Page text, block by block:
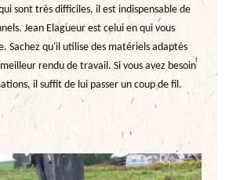
sont très difficiles, il est indispensable de
Jean Elagueur est celui en qui vous
Sachez qu'il utilise des matériels adaptés
rendu de travail. Si vous avez besoin
il suffit de lui passer un coup de fil.